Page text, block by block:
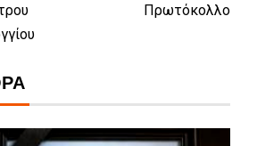
Πρωτόκολλο